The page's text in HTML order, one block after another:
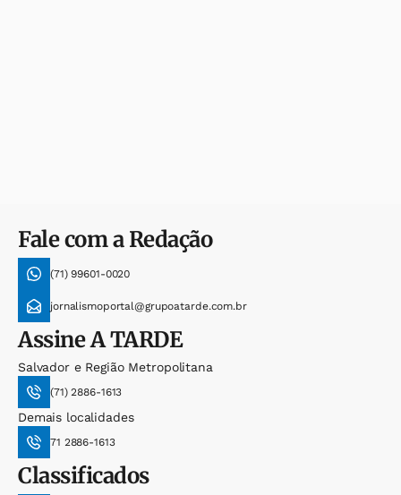
Fale com a Redação
(71) 99601-0020
jornalismoportal@grupoatarde.com.br
AssineA TARDE
Salvador e Região Metropolitana
(71) 2886-1613
Demais localidades
71 2886-1613
Classificados